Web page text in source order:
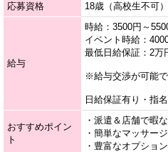
応募資格 18歳（高校生不可
給与
時給：3500円～
イベント時給：
最低日給保証：2万
※給与交渉が可能
日給保証有り・指
おすすめポイン
ト
・派遣＆店舗で暇
・簡単なマッサー
・豊富なオプショ